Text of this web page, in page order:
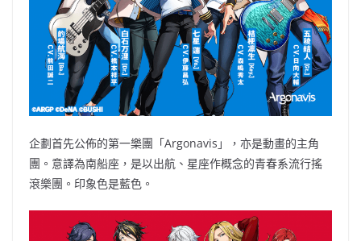
企劃首先公佈的第一樂團「Argonavis」，亦是動畫的主角
團。意譯為南船座，是以出航、星座作概念的青春系流行搖
滾樂團。印象色是藍色。